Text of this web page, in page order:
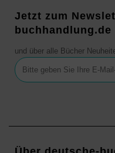
Jetzt zum
buchhandlung.de
und über alle Bücher